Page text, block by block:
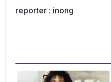
reporter : inong